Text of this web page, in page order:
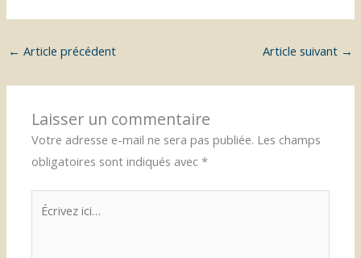
← Article précédent Article suivant →
Laisser un commentaire
Votre adresse e-mail ne sera pas publiée. Les champs
obligatoires sont indiqués avec*